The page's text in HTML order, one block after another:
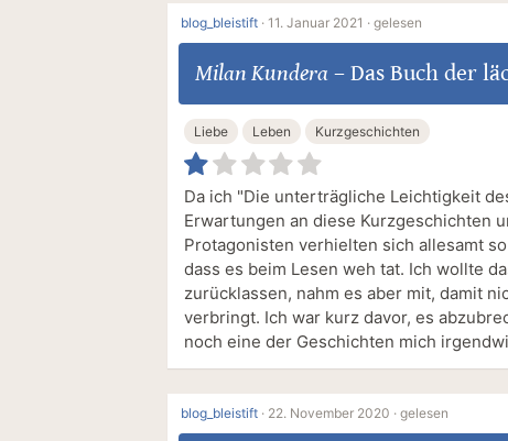
blog_bleistift · 11. Januar 2021 · gelesen
Milan Kundera – Das Buch der
Liebe Leben Kurzgeschichten
Da ich "Die unterträgliche Leichtigkeit
Erwartungen an diese Kurzgeschichten
Protagonisten verhielten sich allesamt
dass es beim Lesen weh tat. Ich wollte
zurücklassen, nahm es aber mit, damit
verbringt. Ich war kurz davor, es
noch eine der Geschichten mich
blog_bleistift · 22. November 2020 · gelesen